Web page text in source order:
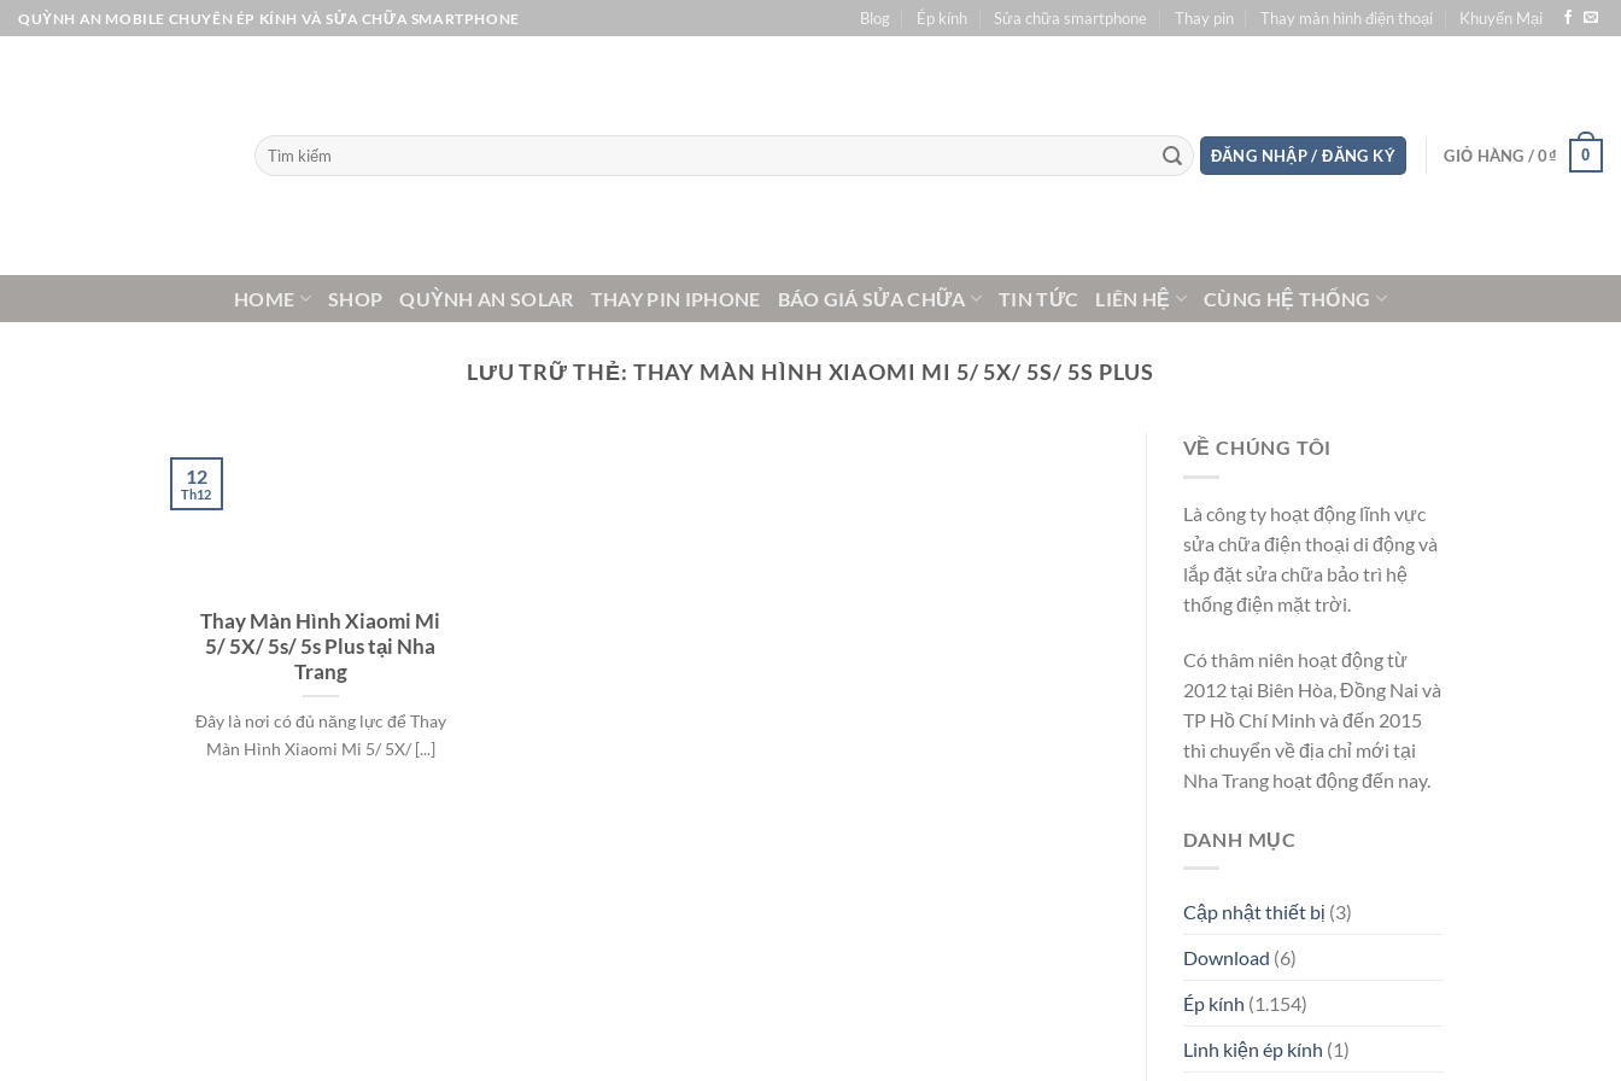
Bỏ
qua
QUỲNH AN MOBILE CHUYÊN ÉP KÍNH VÀ SỬA CHỮA SMARTPHONE Blog Ép kính Sửa chữa smartphone Thay pin Thay màn hình điện thoại Khuyến Mại
Tìm
kiếm:
ĐĂNG NHẬP / ĐĂNG KÝ GIỎ HÀNG /0₫ 0
HOME SHOP QUỲNH AN SOLAR THAY PIN IPHONE BÁO GIÁ SỬA CHỮA TIN TỨC LIÊN HỆ CÙNG HỆ THỐNG
LƯU TRỮ THẺ: THAY MÀN HÌNH XIAOMI MI 5/ 5X/ 5S/ 5S PLUS
Thay Màn Hình Xiaomi Mi
5/ 5X/ 5s/ 5s Plus tại Nha
Trang
Đây là nơi có đủ năng lực để Thay
Màn Hình Xiaomi Mi 5/ 5X/ [...]
12
Th12
VỀ CHÚNG TÔI
Là công ty hoạt động lĩnh vực
sửa chữa điện thoại di động và
lắp đặt sửa chữa bảo trì hệ
thống điện mặt trời.
Có thâm niên hoạt động từ
2012 tại Biên Hòa, Đồng Nai và
TP Hồ Chí Minh và đến 2015
thì chuyển về địa chỉ mới tại
Nha Trang hoạt động đến nay.
DANH MỤC
Cập nhật thiết bị (3)
Download (6)
Ép kính (1.154)
Linh kiện ép kính (1)